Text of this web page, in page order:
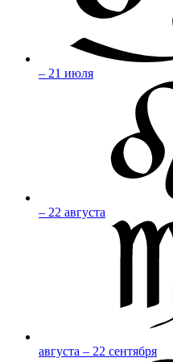
– 21 июля
– 22 августа
августа – 22 сентября